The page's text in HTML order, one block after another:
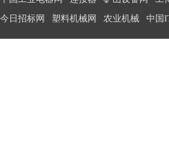
今日招标网
塑料机械网 农业机械 中国